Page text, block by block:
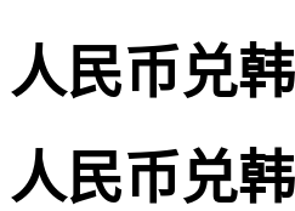
人民币兑
人民币兑